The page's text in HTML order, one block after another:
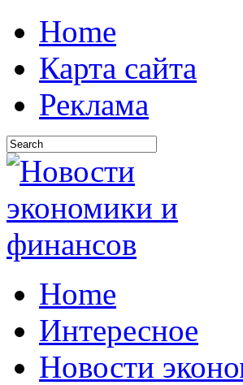
Home
Карта сайта
Реклама
Home
Интересное
Новости